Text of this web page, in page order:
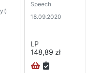
Speech
18.09.2020
LP
148,89 zł